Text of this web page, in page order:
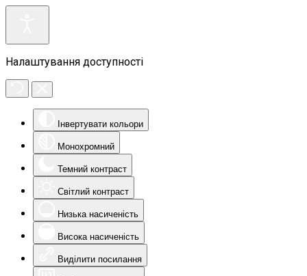
Налаштування доступності
Інвертувати кольори
Монохромний
Темний контраст
Світлий контраст
Низька насиченість
Висока насиченість
Виділити посилання